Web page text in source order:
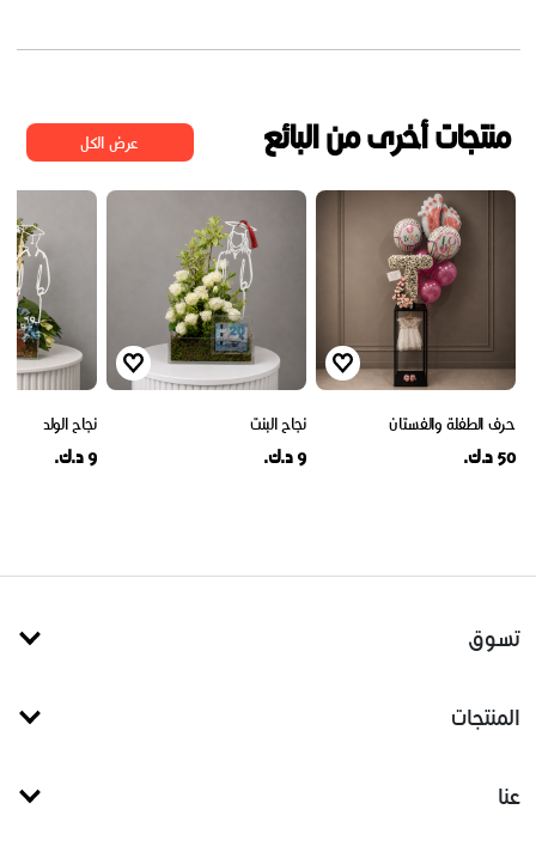
منتجات أخرى من البائع عرض الكل
حرف الطفلة والفستان
50 د.ك.
نجاح البنت
9 د.ك.
نجاح الولد
9 د.ك.
تسوق
المنتجات
عنا